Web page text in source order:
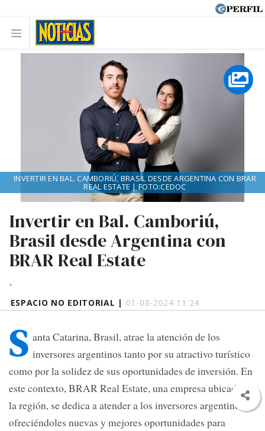
ESPACIO NO EDITORIAL | 01-08-2024 11:24
Invertir en Bal. Camboriú,
Brasil desde Argentina con
BRAR Real Estate
.
INVERTIR EN BAL. CAMBORIÚ, BRASIL DESDE ARGENTINA CON BRAR
REAL ESTATE | FOTO:CEDOC
S anta Catarina, Brasil, atrae la atención de los
inversores argentinos tanto por su atractivo turístico
como por la solidez de sus oportunidades de inversión. En
este contexto, BRAR Real Estate, una empresa ubicada en
la región, se dedica a atender a los inversores argentinos,
ofreciéndoles nuevas y mejores oportunidades para